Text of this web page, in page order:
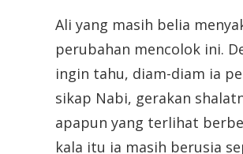
Ali yang masih belia
perubahan mencolok ini.
ingin tahu, diam-diam ia
sikap Nabi, gerakan
apapun yang terlihat
kala itu ia masih berusia